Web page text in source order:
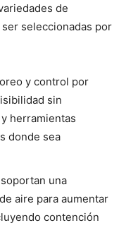
de
seleccionadas por
y control por
sin
herramientas
donde sea
una
aire para aumentar
contención